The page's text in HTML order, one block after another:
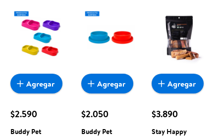
$2.590
Buddy Pet
Agregar
$2.050
Buddy Pet
Agregar
$3.890
Stay Happy
Agregar